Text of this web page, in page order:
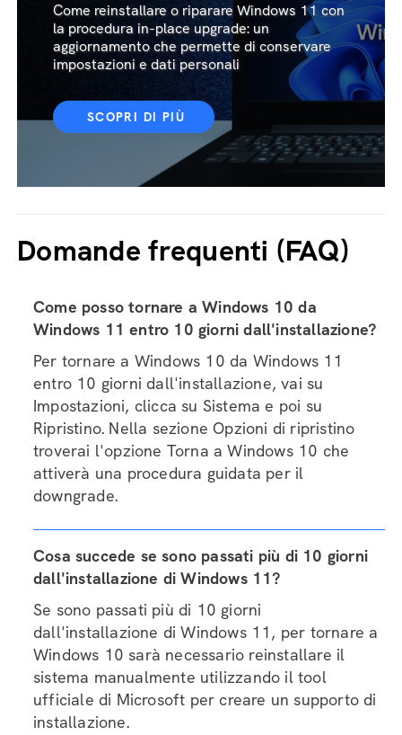
aggiornamento, versioni
Come reinstallare Windows 11
senza perdere nulla
la procedura in-place upgrade: un
aggiornamento che permette di conservare
SCOPRI DI PIÙ
Domande frequenti (FAQ)
Come posso tornare a Windows 10 da
Windows 11 entro 10 giorni dall'installazione?
Per tornare a Windows 10 da Windows 11
entro 10 giorni dall'installazione, vai su
Impostazioni, clicca su Sistema e poi su
Ripristino. Nella sezione Opzioni di ripristino
troverai l'opzione Torna a Windows 10 che
attiverà una procedura guidata per il
downgrade.